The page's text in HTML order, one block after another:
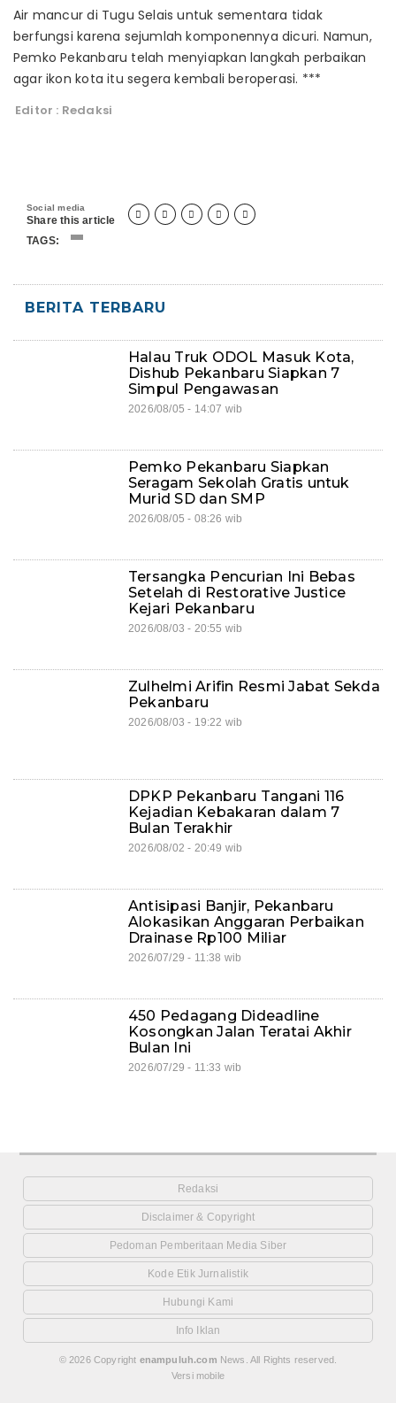
Air mancur di Tugu Selais untuk sementara tidak
berfungsi karena sejumlah komponennya dicuri. Namun,
Pemko Pekanbaru telah menyiapkan langkah perbaikan
agar ikon kota itu segera kembali beroperasi. ***
Editor : Redaksi
Social media
Share this article     
TAGS:
BERITA TERBARU
Halau Truk ODOL Masuk Kota,
Dishub Pekanbaru Siapkan 7
Simpul Pengawasan
2026/08/05 - 14:07 wib
Pemko Pekanbaru Siapkan
Seragam Sekolah Gratis untuk
Murid SD dan SMP
2026/08/05 - 08:26 wib
Tersangka Pencurian Ini Bebas
Setelah di Restorative Justice
Kejari Pekanbaru
2026/08/03 - 20:55 wib
Zulhelmi Arifin Resmi Jabat Sekda
Pekanbaru
2026/08/03 - 19:22 wib
DPKP Pekanbaru Tangani 116
Kejadian Kebakaran dalam 7
Bulan Terakhir
2026/08/02 - 20:49 wib
Antisipasi Banjir, Pekanbaru
Alokasikan Anggaran Perbaikan
Drainase Rp100 Miliar
2026/07/29 - 11:38 wib
450 Pedagang Dideadline
Kosongkan Jalan Teratai Akhir
Bulan Ini
2026/07/29 - 11:33 wib
Redaksi
Disclaimer & Copyright
Pedoman Pemberitaan Media Siber
Kode Etik Jurnalistik
Hubungi Kami
Info Iklan
© 2026 Copyright enampuluh.com News. All Rights reserved.
Versi mobile